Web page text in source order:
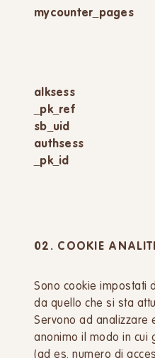
mycounter_pages
alksess
_pk_ref
sb_uid
authsess
_pk_id
02. COOKIE
Sono cookie impostati
da quello che si sta
Servono ad analizzare
anonimo il modo in cui
(ad es. numero di